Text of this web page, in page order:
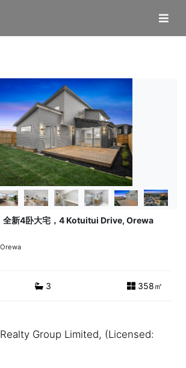
全新4卧大宅，4 Kotuitui Drive, Orewa
3 358㎡
Group Limited, (Licensed: